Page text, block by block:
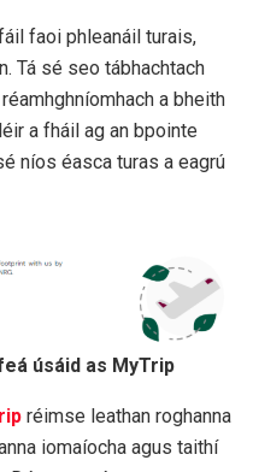
faoi phleanáil turais,
Tá sé seo tábhachtach
a bheith
a fháil ag an bpointe
níos éasca turas a eagrú
úsáid as MyTrip
réimse leathan roghanna
iomaíocha agus taithí